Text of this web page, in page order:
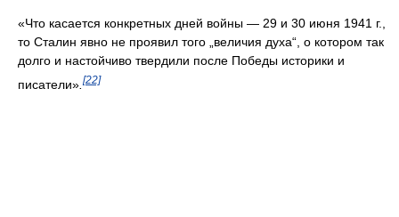
«Что касается конкретных дней войны — 29 и 30 июня 1941 г.,
то Сталин явно не проявил того „величия духа“, о котором так
долго и настойчиво твердили после Победы историки и
писатели».[22]